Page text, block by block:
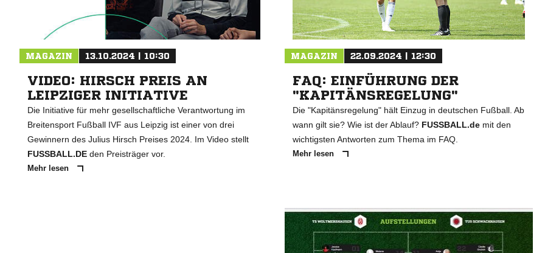
MAGAZIN 13.10.2024 | 10:30
VIDEO: HIRSCH PREIS AN
LEIPZIGER INITIATIVE
Die Initiative für mehr gesellschaftliche Verantwortung im
Breitensport Fußball IVF aus Leipzig ist einer von drei
Gewinnern des Julius Hirsch Preises 2024. Im Video stellt
FUSSBALL.DE den Preisträger vor.
Mehr lesen
MAGAZIN 22.09.2024 | 12:30
FAQ: EINFÜHRUNG DER
"KAPITÄNSREGELUNG"
Die "Kapitänsregelung" hält Einzug in deutschen Fußball. Ab
wann gilt sie? Wie ist der Ablauf? FUSSBALL.demit den
wichtigsten Antworten zum Thema im FAQ.
Mehr lesen